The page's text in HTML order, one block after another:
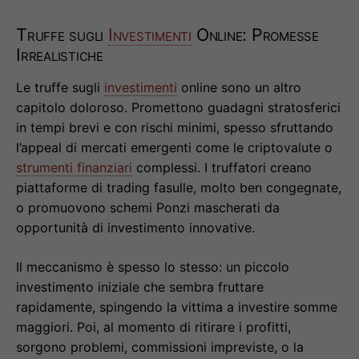
Truffe sugli Investimenti Online: Promesse
Irrealistiche
Le truffe sugli investimenti online sono un altro
capitolo doloroso. Promettono guadagni stratosferici
in tempi brevi e con rischi minimi, spesso sfruttando
l’appeal di mercati emergenti come le criptovalute o
strumenti finanziari complessi. I truffatori creano
piattaforme di trading fasulle, molto ben congegnate,
o promuovono schemi Ponzi mascherati da
opportunità di investimento innovative.
Il meccanismo è spesso lo stesso: un piccolo
investimento iniziale che sembra fruttare
rapidamente, spingendo la vittima a investire somme
maggiori. Poi, al momento di ritirare i profitti,
sorgono problemi, commissioni impreviste, o la